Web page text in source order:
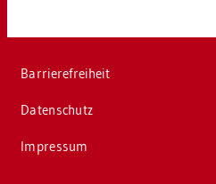
Bar­rie­re­frei­heit
Da­ten­schutz
Im­pres­sum